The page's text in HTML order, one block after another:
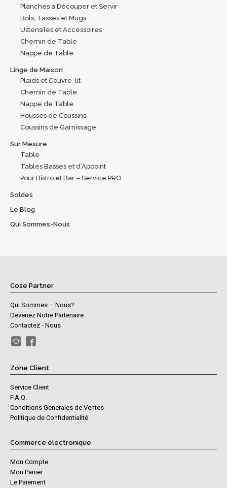
Planches à Découper et Servir
Bols, Tasses et Mugs
Ustensiles et Accessoires
Chemin de Table
Nappe de Table
Linge de Maison
Plaids et Couvre-lit
Chemin de Table
Nappe de Table
Housses de Coussins
Coussins de Garnissage
Sur Mesure
Table
Tables Basses et d’Appoint
Pour Bistro et Bar – Service PRO
Soldes
Le Blog
Qui Sommes-Nous
Cose Partner
Qui Sommes – Nous?
Devenez Notre Partenaire
Contactez - Nous
Zone Client
Service Client
F.A.Q.
Conditions Generales de Ventes
Politique de Confidentialité
Commerce électronique
Mon Compte
Mon Panier
Le Paiement